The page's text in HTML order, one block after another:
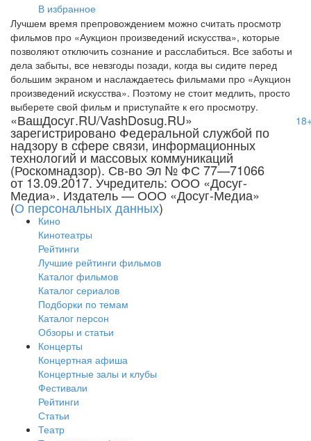
В избранное
Лучшем время препровождением можно считать просмотр
фильмов про «Аукцион произведений искусства», которые
позволяют отключить сознание и расслабиться. Все заботы и
дела забыты, все невзгоды позади, когда вы сидите перед
большим экраном и наслаждаетесь фильмами про «Аукцион
произведений искусства». Поэтому не стоит медлить, просто
выберете свой фильм и приступайте к его просмотру.
«ВашДосуг.RU/VashDosug.RU»
зарегистрировано Федеральной службой по
надзору в сфере связи, информационных
технологий и массовых коммуникаций
(Роскомнадзор). Св-во Эл № ФС 77—71066
от 13.09.2017. Учредитель: ООО «Досуг-
Медиа». Издатель — ООО «Досуг-Медиа»
(О персональных данных)
Кино
Кинотеатры
Рейтинги
Лучшие рейтинги фильмов
Каталог фильмов
Каталог сериалов
Подборки по темам
Каталог персон
Обзоры и статьи
Концерты
Концертная афиша
Концертные залы и клубы
Фестивали
Рейтинги
Статьи
Театр